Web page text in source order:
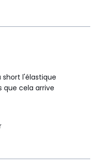
l'élastique
que cela arrive